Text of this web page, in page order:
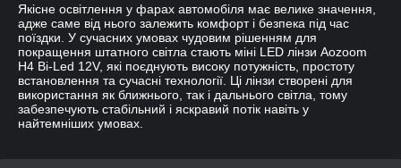
Якісне освітлення у фарах автомобіля має велике значення,
адже саме від нього залежить комфорт і безпека під час
поїздки. У сучасних умовах чудовим рішенням для
покращення штатного світла стають міні LED лінзи Aozoom
H4 Bi-Led 12V, які поєднують високу потужність, простоту
встановлення та сучасні технології. Ці лінзи створені для
використання як ближнього, так і дальнього світла, тому
забезпечують стабільний і яскравий потік навіть у
найтемніших умовах.